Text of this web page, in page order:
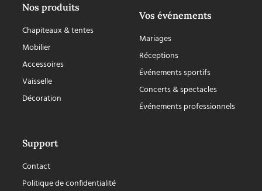
Nos produits
Chapiteaux & tentes
Mobilier
Accessoires
Vaisselle
Décoration
Vos événements
Mariages
Réceptions
Événements sportifs
Concerts & spectacles
Événements professionnels
Support
Contact
Politique de confidentialité